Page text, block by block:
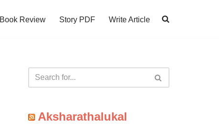
Book Review Story PDF Write Article
Aksharathalukal